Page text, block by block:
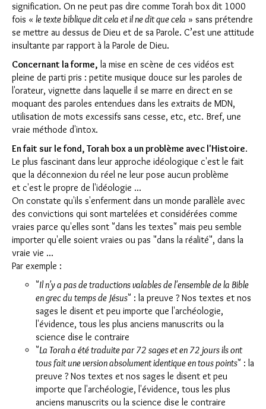
signification. On ne peut pas dire comme Torah box dit 1000
fois « le texte biblique dit cela et il ne dit que cela » sans prétendre
se mettre au dessus de Dieu et de sa Parole. C’est une attitude
insultante par rapport à la Parole de Dieu.
Concernant la forme, la mise en scène de ces vidéos est
pleine de parti pris : petite musique douce sur les paroles de
l'orateur, vignette dans laquelle il se marre en direct en se
moquant des paroles entendues dans les extraits de MDN,
utilisation de mots excessifs sans cesse, etc, etc. Bref, une
vraie méthode d'intox.
En fait sur le fond, Torah box a un problème avec l'Histoire.
Le plus fascinant dans leur approche idéologique c'est le fait
que la déconnexion du réel ne leur pose aucun problème
et c'est le propre de l'idéologie ...
On constate qu'ils s'enferment dans un monde parallèle avec
des convictions qui sont martelées et considérées comme
vraies parce qu'elles sont "dans les textes" mais peu semble
importer qu'elle soient vraies ou pas "dans la réalité", dans la
vraie vie ...
Par exemple :
"Il n'y a pas de traductions valables de l'ensemble de la Bible
en grec du temps de Jésus" : la preuve ? Nos textes et nos
sages le disent et peu importe que l'archéologie,
l'évidence, tous les plus anciens manuscrits ou la
science dise le contraire
"La Torah a été traduite par 72 sages et en 72 jours ils ont
tous fait une version absolument identique en tous points" : la
preuve ? Nos textes et nos sages le disent et peu
importe que l'archéologie, l'évidence, tous les plus
anciens manuscrits ou la science dise le contraire